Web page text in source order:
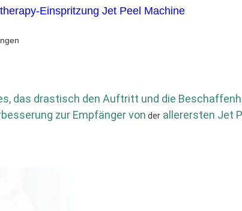
Einspritzung Jet Peel Machine
das drastisch den Auftritt und die
zur Empfänger von der allerersten Jet